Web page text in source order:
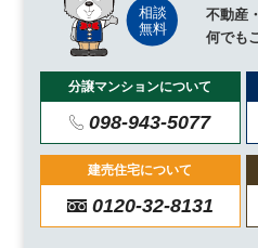
不動産
何でも
分譲マンションについて
098-943-5077
建売住宅について
0120-32-8131